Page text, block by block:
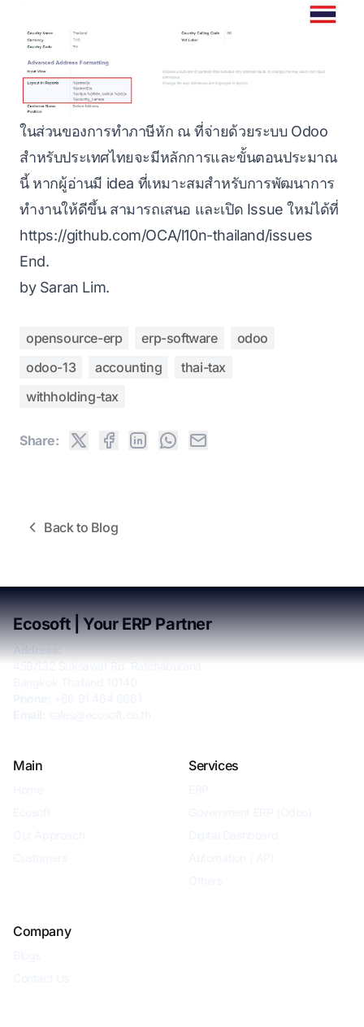
ในส่วนของการทำภาษีหัก ณ ที่จ่ายด้วยระบบ Odoo
สำหรับประเทศไทยจะมีหลักการและขั้นตอนประมาณ
นี้ หากผู้อ่านมี idea ที่เหมาะสมสำหรับการพัฒนาการ
ทำงานให้ดีขึ้น สามารถเสนอ และเปิด Issue ใหม่ได้ที่
https://github.com/OCA/l10n-thailand/issues
End.
by Saran Lim.
opensource-erp erp-software
odoo
odoo-13
accounting
thai-tax
withholding-tax
Share:
Back to Blog
Ecosoft | Your ERP Partner
Address:
Main Services
Company